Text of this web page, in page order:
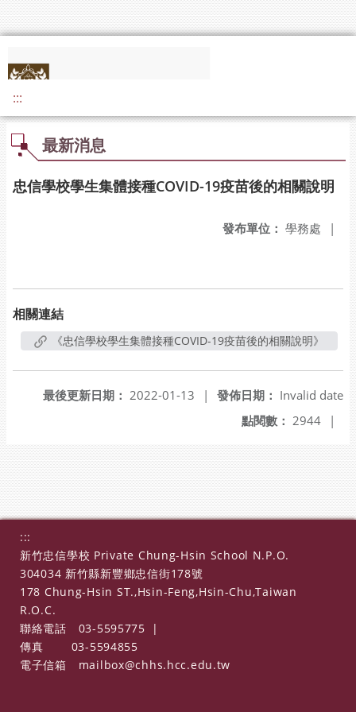
:::
最新消息
忠信學校學生集體接種COVID-19疫苗後的相關說明
發布單位： 學務處 |
相關連結
《忠信學校學生集體接種COVID-19疫苗後的相關說明》
發佈日期： Invalid date
最後更新日期： 2022-01-13
|
點閱數： 2944 |
:::
新竹忠信學校 Private Chung-Hsin School N.P.O.
304034 新竹縣新豐鄉忠信街178號
178 Chung-Hsin ST.,Hsin-Feng,Hsin-Chu,Taiwan
R.O.C.
聯絡電話
03-5595775
|
傳真
03-5594855
電子信箱
mailbox@chhs.hcc.edu.tw